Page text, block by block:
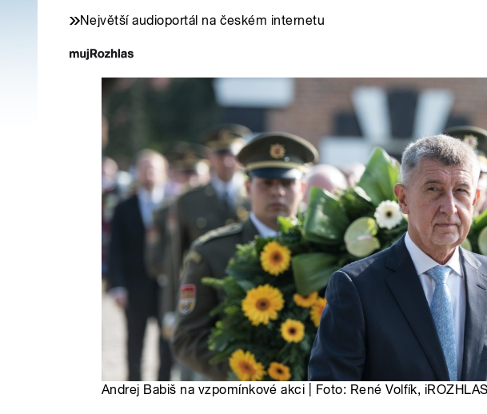
Největší audioportál na českém internetu
Andrej Babiš na vzpomínkové akci | Foto: René Volfík,